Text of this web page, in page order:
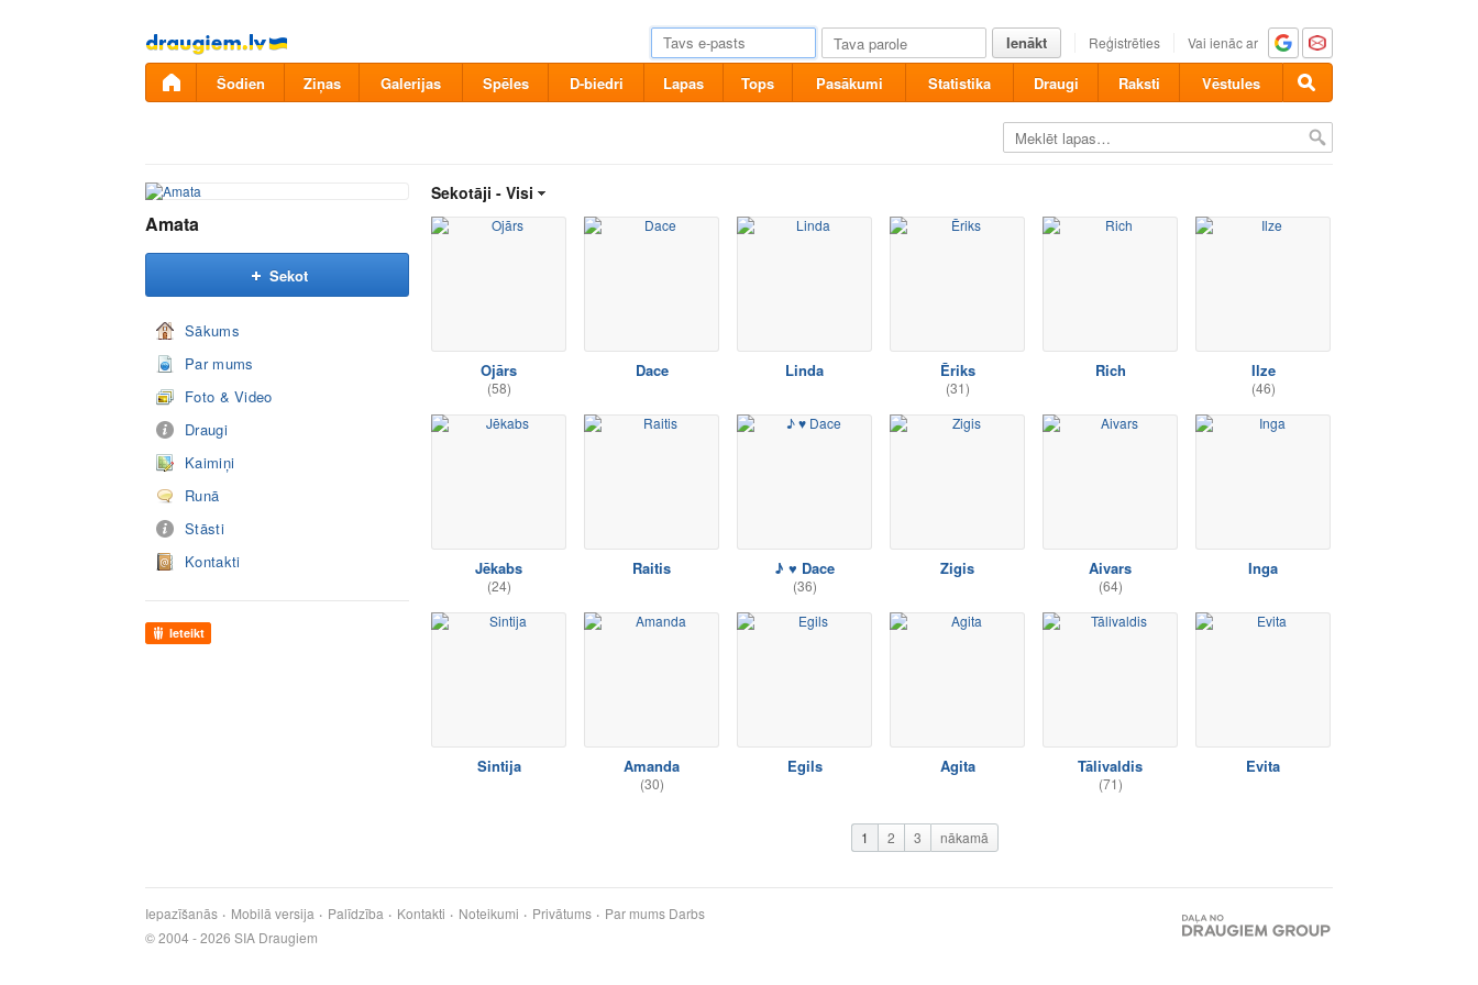
Pāriet
uz
saturu
Ienākt Reģistrēties Vai ienāc ar
Šodien Ziņas Galerijas Spēles D-biedri Lapas Tops Pasākumi Statistika Draugi Raksti Vēstules
Amata
Sekot
Sākums
Par mums
Foto & Video
Draugi
Kaimiņi
Runā
Stāsti
Kontakti
Ieteikt
Sekotāji - Visi
Ojārs
(58)
Dace Linda Ēriks
(31)
Rich Ilze
(46)
Jēkabs
(24)
Raitis ♪ ♥ Dace
(36)
Zigis Aivars
(64)
Inga
Sintija Amanda
(30)
Egils Agita Tālivaldis
(71)
Evita
1 2 3 nākamā
Iepazīšanās Mobilā versija Palīdzība Kontakti Noteikumi Privātums Par mums Darbs
© 2004 - 2026 SIA Draugiem